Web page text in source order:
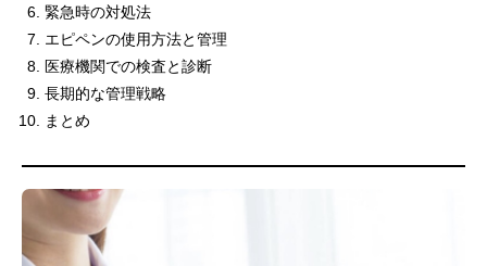
緊急時の対処法
エピペンの使用方法と管理
医療機関での検査と診断
長期的な管理戦略
まとめ